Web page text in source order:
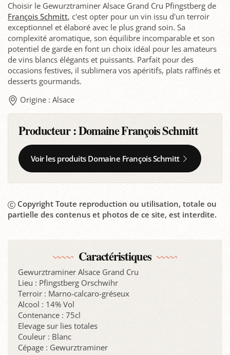
Choisir le Gewurztraminer Alsace Grand Cru Pfingstberg de
François Schmitt, c'est opter pour un vin issu d'un terroir
exceptionnel et élaboré avec le plus grand soin. Sa
complexité aromatique, son équilibre incomparable et son
potentiel de garde en font un choix idéal pour les amateurs
de vins blancs élégants et puissants. Parfait pour des
occasions festives, il sublimera vos apéritifs, plats raffinés et
desserts gourmands.
Origine : Alsace
Producteur :Domaine François Schmitt
Voir les produits Domaine François Schmitt
Copyright Toute reproduction ou utilisation, totale ou
partielle des contenus et photos de ce site, est interdite.
Caractéristiques
Gewurztraminer Alsace Grand Cru
Lieu : Pfingstberg Orschwihr
Terroir : Marno-calcaro-gréseux
Alcool : 14% Vol
Contenance : 75cl
Elevage sur lies totales
Couleur : Blanc
Cépage : Gewurztraminer